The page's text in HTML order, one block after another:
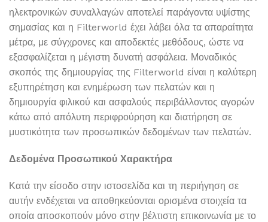
ηλεκτρονικών συναλλαγών αποτελεί παράγοντα υψίστης
σημασίας και η Filterworld έχει λάβει όλα τα απαραίτητα
μέτρα, με σύγχρονες και αποδεκτές μεθόδους, ώστε να
εξασφαλίζεται η μέγιστη δυνατή ασφάλεια. Μοναδικός
σκοπός της δημιουργίας της Filterworld είναι η καλύτερη
εξυπηρέτηση και ενημέρωση των πελατών και η
δημιουργία φιλικού και ασφαλούς περιβάλλοντος αγορών
κάτω από απόλυτη περιφρούρηση και διατήρηση σε
μυστικότητα των προσωπικών δεδομένων των πελατών.
Δεδομένα Προσωπικού Χαρακτήρα
Κατά την είσοδο στην ιστοσελίδα και τη περιήγηση σε
αυτήν ενδέχεται να αποθηκεύονται ορισμένα στοιχεία τα
οποία αποσκοπούν μόνο στην βέλτιστη επικοινωνία με το